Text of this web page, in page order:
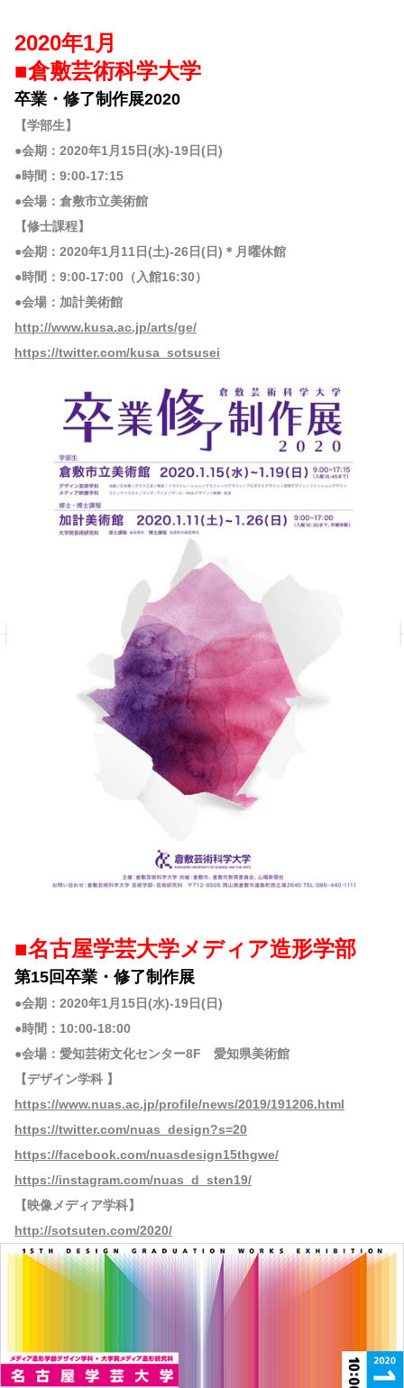
2020年1月
■倉敷芸術科学大学
卒業・修了制作展2020
【学部生】
●会期：2020年1月15日(水)-19日(日)
●時間：9:00-17:15
●会場：倉敷市立美術館
【修士課程】
●会期：2020年1月11日(土)-26日(日)＊月曜休館
●時間：9:00-17:00（入館16:30）
●会場：加計美術館
http://www.kusa.ac.jp/arts/ge/
https://twitter.com/kusa_sotsusei
■名古屋学芸大学メディア造形学部
第15回卒業・修了制作展
●会期：2020年1月15日(水)-19日(日)
●時間：10:00-18:00
●会場：愛知芸術文化センター8F 愛知県美術館
【デザイン学科 】
https://www.nuas.ac.jp/profile/news/2019/191206.html
https://twitter.com/nuas_design?s=20
https://facebook.com/nuasdesign15thgwe/
https://instagram.com/nuas_d_sten19/
【映像メディア学科】
http://sotsuten.com/2020/